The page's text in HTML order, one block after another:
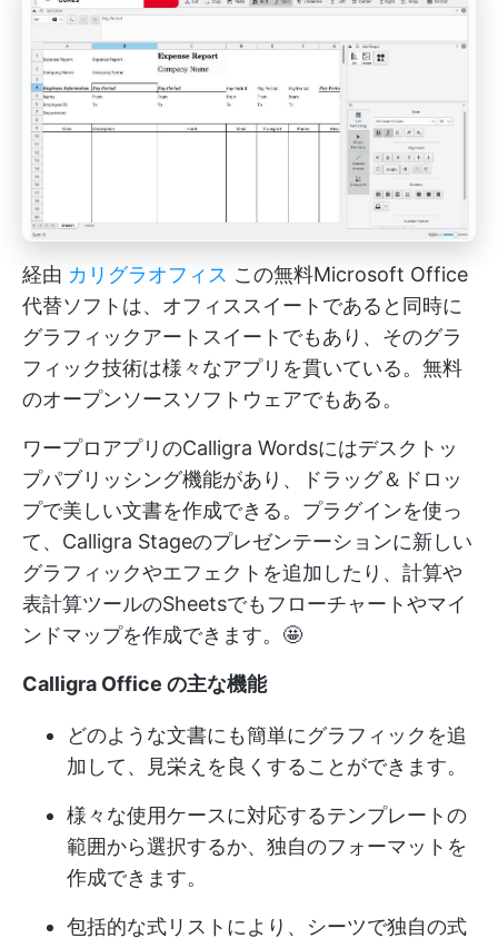
経由 カリグラオフィス この無料Microsoft Office
代替ソフトは、オフィススイートであると同時に
グラフィックアートスイートでもあり、そのグラ
フィック技術は様々なアプリを貫いている。無料
のオープンソースソフトウェアでもある。
ワープロアプリのCalligra Wordsにはデスクトッ
プパブリッシング機能があり、ドラッグ＆ドロッ
プで美しい文書を作成できる。プラグインを使っ
て、Calligra Stageのプレゼンテーションに新しい
グラフィックやエフェクトを追加したり、計算や
表計算ツールのSheetsでもフローチャートやマイ
ンドマップを作成できます。🤩
Calligra Office の主な機能
どのような文書にも簡単にグラフィックを追
加して、見栄えを良くすることができます。
様々な使用ケースに対応するテンプレートの
範囲から選択するか、独自のフォーマットを
作成できます。
包括的な式リストにより、シーツで独自の式